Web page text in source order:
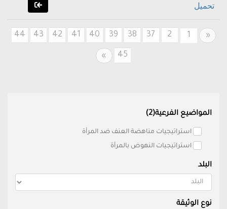
تحميل
«
Previous
1
2
37
38
39
40
41
42
43
44
45
»
Next
المواضيع الفرعية(2)
استراتيجيات مناهضة العنف ضد المرأة
استراتيجيات النهوض بالمرأة
البلد
نوع الوثيقة